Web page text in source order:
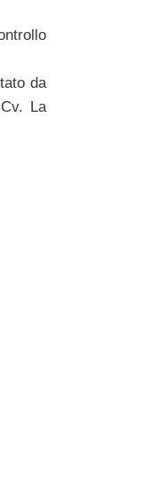
da
La